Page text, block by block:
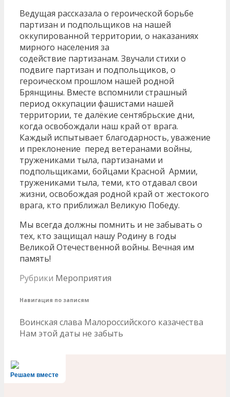
Ведущая рассказала о героической борьбе
партизан и подпольщиков на нашей
оккупированной территории, о наказаниях
мирного населения за
содействие партизанам. Звучали стихи о
подвиге партизан и подпольщиков, о
героическом прошлом нашей родной
Брянщины. Вместе вспомнили страшный
период оккупации фашистами нашей
территории, те далёкие сентябрьские дни,
когда освобождали наш край от врага.
Каждый испытывает благодарность, уважение
и преклонение перед ветеранами войны,
тружениками тыла, партизанами и
подпольщиками, бойцами Красной Армии,
тружениками тыла, теми, кто отдавал свои
жизни, освобождая родной край от жестокого
врага, кто приближал Великую Победу.
Мы всегда должны помнить и не забывать о
тех, кто защищал нашу Родину в годы
Великой Отечественной войны. Вечная им
память!
Рубрики Мероприятия
Навигация по записям
Воинская слава Малороссийского казачества
Нам этой даты не забыть
Решаем вместе